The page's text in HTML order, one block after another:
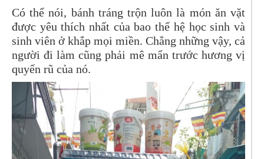
Có thể nói, bánh tráng trộn luôn là món ăn vặt
được yêu thích nhất của bao thế hệ học sinh và
sinh viên ở khắp mọi miền. Chẳng những vậy, cả
người đi làm cũng phải mê mẩn trước hương vị
quyến rũ của nó.